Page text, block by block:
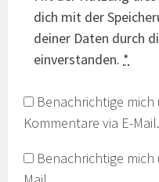
dich mit der
deiner Daten durch
einverstanden. *
Benachrichtige
Kommentare via E-Mail.
Benachrichtige